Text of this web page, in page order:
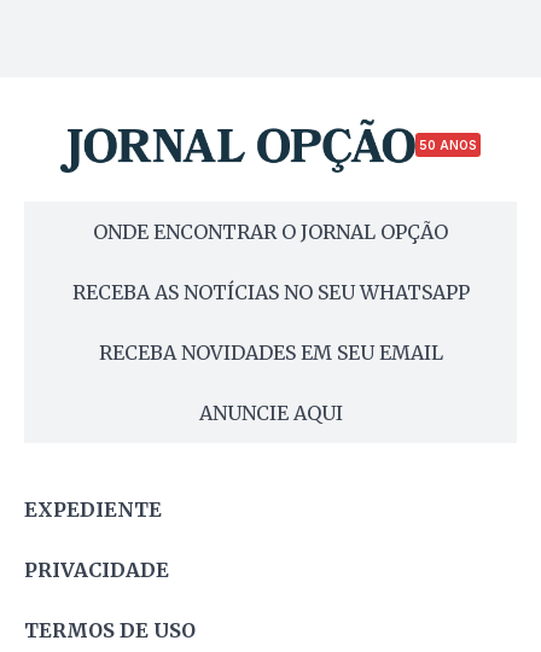
50 ANOS
ONDE ENCONTRAR O JORNAL OPÇÃO
RECEBA AS NOTÍCIAS NO SEU WHATSAPP
RECEBA NOVIDADES EM SEU EMAIL
ANUNCIE AQUI
EXPEDIENTE
PRIVACIDADE
TERMOS DE USO